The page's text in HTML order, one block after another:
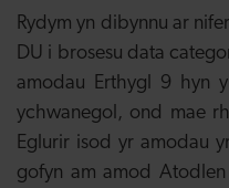
Rydym yn dibynnu ar
DU i brosesu data
amodau Erthygl 9 hyn
ychwanegol, ond mae
Eglurir isod yr amodau
gofyn am amod